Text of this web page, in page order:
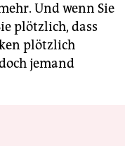
Und wenn Sie
plötzlich, dass
plötzlich
jemand